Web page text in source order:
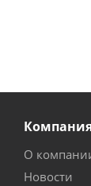
О
Новости